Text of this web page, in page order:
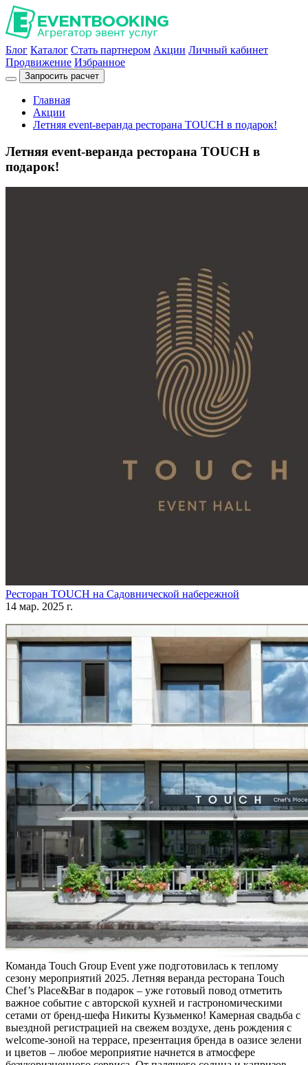
Блог Каталог Стать партнером Акции Личный кабинет
Продвижение Избранное
Запросить расчет
Главная
Акции
Летняя event-веранда ресторана TOUCH в подарок!
Летняя event-веранда ресторана TOUCH в
подарок!
Ресторан TOUCH на Садовнической набережной
14 мар. 2025 г.
Команда Touch Group Event уже подготовилась к теплому
сезону мероприятий 2025. Летняя веранда ресторана Touch
Chef’s Place&Bar в подарок – уже готовый повод отметить
важное событие с авторской кухней и гастрономическими
сетами от бренд-шефа Никиты Кузьменко! Камерная свадьба с
выездной регистрацией на свежем воздухе, день рождения с
welcome-зоной на террасе, презентация бренда в оазисе зелени
и цветов – любое мероприятие начнется в атмосфере